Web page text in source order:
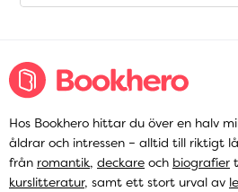
Hos Bookhero hittar du över en halv
åldrar och intressen – alltid till riktigt
från romantik, deckare och biografier
kurslitteratur, samt ett stort urval av